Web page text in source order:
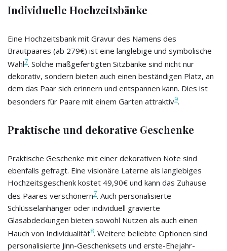
Individuelle Hochzeitsbänke
Eine Hochzeitsbank mit Gravur des Namens des
Brautpaares (ab 279€) ist eine langlebige und symbolische
Wahl7. Solche maßgefertigten Sitzbänke sind nicht nur
dekorativ, sondern bieten auch einen beständigen Platz, an
dem das Paar sich erinnern und entspannen kann. Dies ist
besonders für Paare mit einem Garten attraktiv9.
Praktische und dekorative Geschenke
Praktische Geschenke mit einer dekorativen Note sind
ebenfalls gefragt. Eine visionäre Laterne als langlebiges
Hochzeitsgeschenk kostet 49,90€ und kann das Zuhause
des Paares verschönern7. Auch personalisierte
Schlüsselanhänger oder individuell gravierte
Glasabdeckungen bieten sowohl Nutzen als auch einen
Hauch von Individualität8. Weitere beliebte Optionen sind
personalisierte Jinn-Geschenksets und erste-Ehejahr-